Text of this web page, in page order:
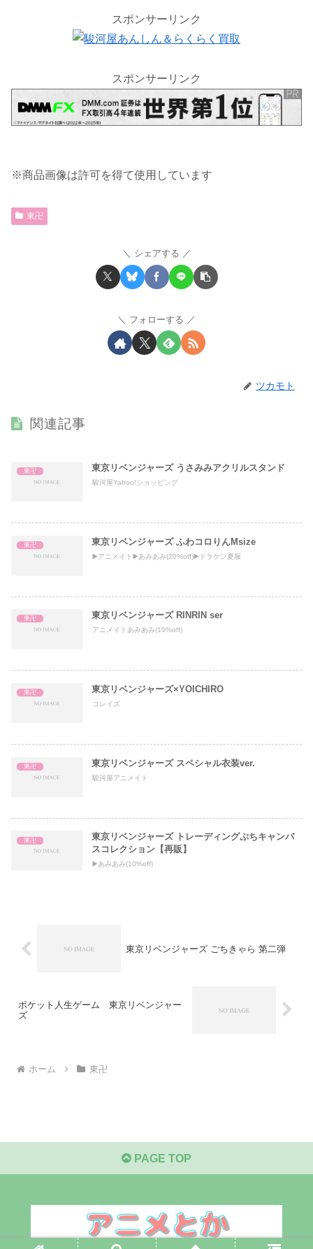
スポンサーリンク
スポンサーリンク
※商品画像は許可を得て使用しています
東卍
シェアする
フォローする
ツカモト
関連記事
東卍 東京リベンジャーズ うさみみアクリルスタンド
駿河屋Yahoo!ショッピング
東卍 東京リベンジャーズ ふわコロりんMsize
▶️アニメイト▶️あみあみ(20%off)▶️ドラケン夏服
東卍 東京リベンジャーズ RINRIN ser
アニメイトあみあみ(10%off)
東卍 東京リベンジャーズ×YOICHIRO
コレイズ
東卍 東京リベンジャーズ スペシャル衣装ver.
駿河屋アニメイト
東卍
東京リベンジャーズ トレーディングぷちキャンバ
スコレクション【再販】
▶️あみあみ(10%off)
東京リベンジャーズ ごちきゃら 第二弾
ポケット人生ゲーム 東京リベンジャー
ズ
ホーム 東卍
PAGE TOP